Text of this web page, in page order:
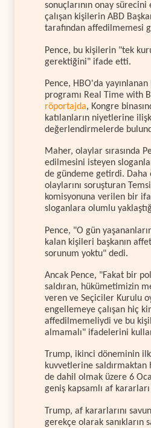
sonuçlarının onay
çalışan kişilerin ABD
tarafından affedilmemesi
Pence, bu kişilerin "tek
gerektiğini" ifade etti.
Pence, HBO'da
programı Real Time with
röportajda, Kongre
katılanların niyetlerine
değerlendirmelerde
Maher, olaylar sırasında
edilmesini isteyen
de gündeme getirdi. Daha
olaylarını soruşturan
komisyonuna verilen bir
sloganlara olumlu
Pence, "O gün
kalan kişileri başkanın
sorunum yoktu" dedi.
Ancak Pence, "Fakat bir
saldıran, hükümetimizin
veren ve Seçiciler Kurulu
engellemeye çalışan hiç
affedilmemeliydi ve bu
almamalı" ifadelerini
Trump, ikinci döneminin
kuvvetlerine
de dahil olmak üzere 6
geniş kapsamlı af kararları
Trump, af kararlarını
gerekçe olarak sanıkların